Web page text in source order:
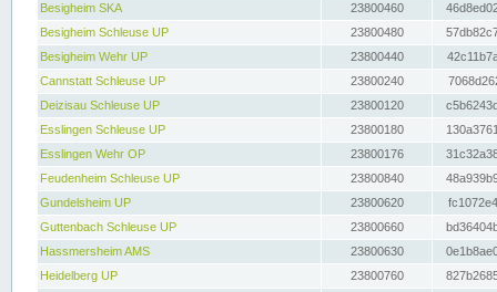
Besigheim SKA
23800460
Besigheim Schleuse UP
23800480
Besigheim Wehr UP
23800440
Cannstatt Schleuse UP
23800240
Deizisau Schleuse UP
23800120
Esslingen Schleuse UP
23800180
Esslingen Wehr OP
23800176
Feudenheim Schleuse UP
23800840
Gundelsheim UP
23800620
Guttenbach Schleuse UP
23800660
Hassmersheim AMS
23800630
Heidelberg UP
23800760